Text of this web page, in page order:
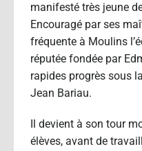
manifesté très jeune
Encouragé par ses
fréquente à Moulins
réputée fondée par
rapides progrès sous
Jean Bariau.
Il devient à son tour
élèves, avant de